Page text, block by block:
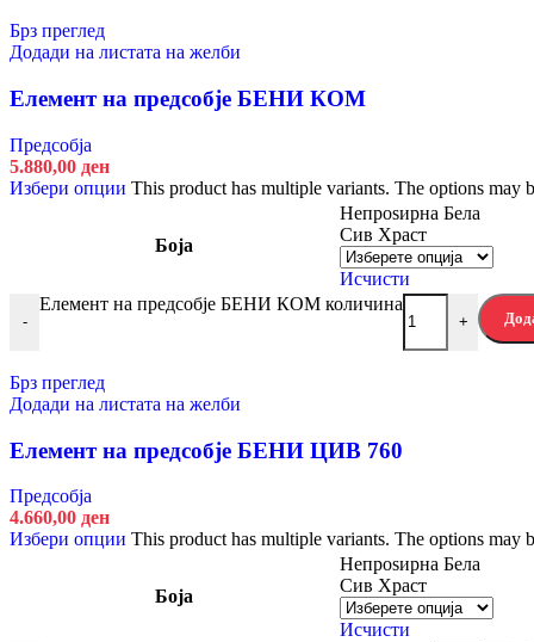
Додади на листата на желби
Елемент на предсобје АРАН КОМ
Предсобја
Боја
Кашмир Бело
Елемент на предсобје АРАН КОМ количина
5.840,00ден
This product has multiple variants. The options
Додади на листата на желби
Елемент на предсобје АРАН ОГ
Предсобја
Боја
Кашмир Бело
Елемент на предсобје АРАН ОГ количина
+
Брз преглед
Додади на листата на желби
Елемент на предсобје БЕНИ КОМ
Предсобја
5.880,00 ден
Избери опции This product has multiple variants. The options may
Боја
Непроѕирна Бела
Сив Храст
Исчисти
-
Елемент на предсобје БЕНИ КОМ количина
+
Брз преглед
Додади на листата на желби
Елемент на предсобје БЕНИ ЦИВ 760
Предсобја
4.660,00 ден
Избери опции This product has multiple variants. The options may
Боја
Непроѕирна Бела
Сив Храст
Исчисти